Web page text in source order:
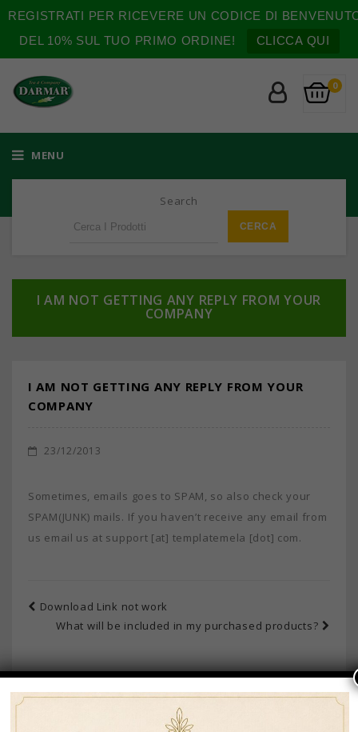
REGISTRATI PER RICEVERE UN CODICE DI
DEL 10% SUL TUO PRIMO ORDINE!
CLICCA QUI
0
MENU
Search
I AM NOT GETTING ANY REPLY FROM YOUR
COMPANY
I AM NOT GETTING ANY REPLY FROM YOUR
COMPANY
23/12/2013
Sometimes, emails goes to SPAM, so also check your
SPAM(JUNK) mails. If you haven’t receive any email from
us email us at support [at] templatemela [dot] com.
Download Link not work
What will be included in my purchased products?